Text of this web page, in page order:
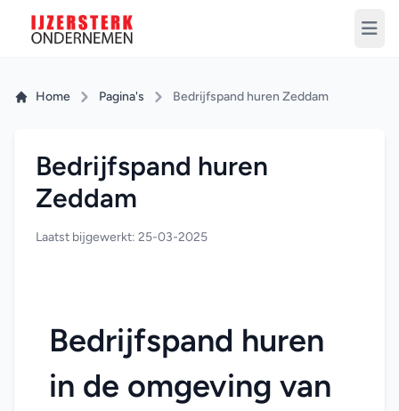
Home Pagina's Bedrijfspand huren Zeddam
Bedrijfspand huren
Zeddam
Laatst bijgewerkt: 25-03-2025
Bedrijfspand huren
in de omgeving van